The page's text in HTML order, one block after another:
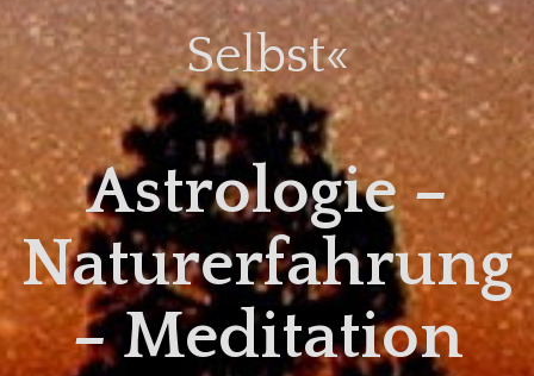
Selbst«
Astrologie –
Naturerfahrung
– Meditation